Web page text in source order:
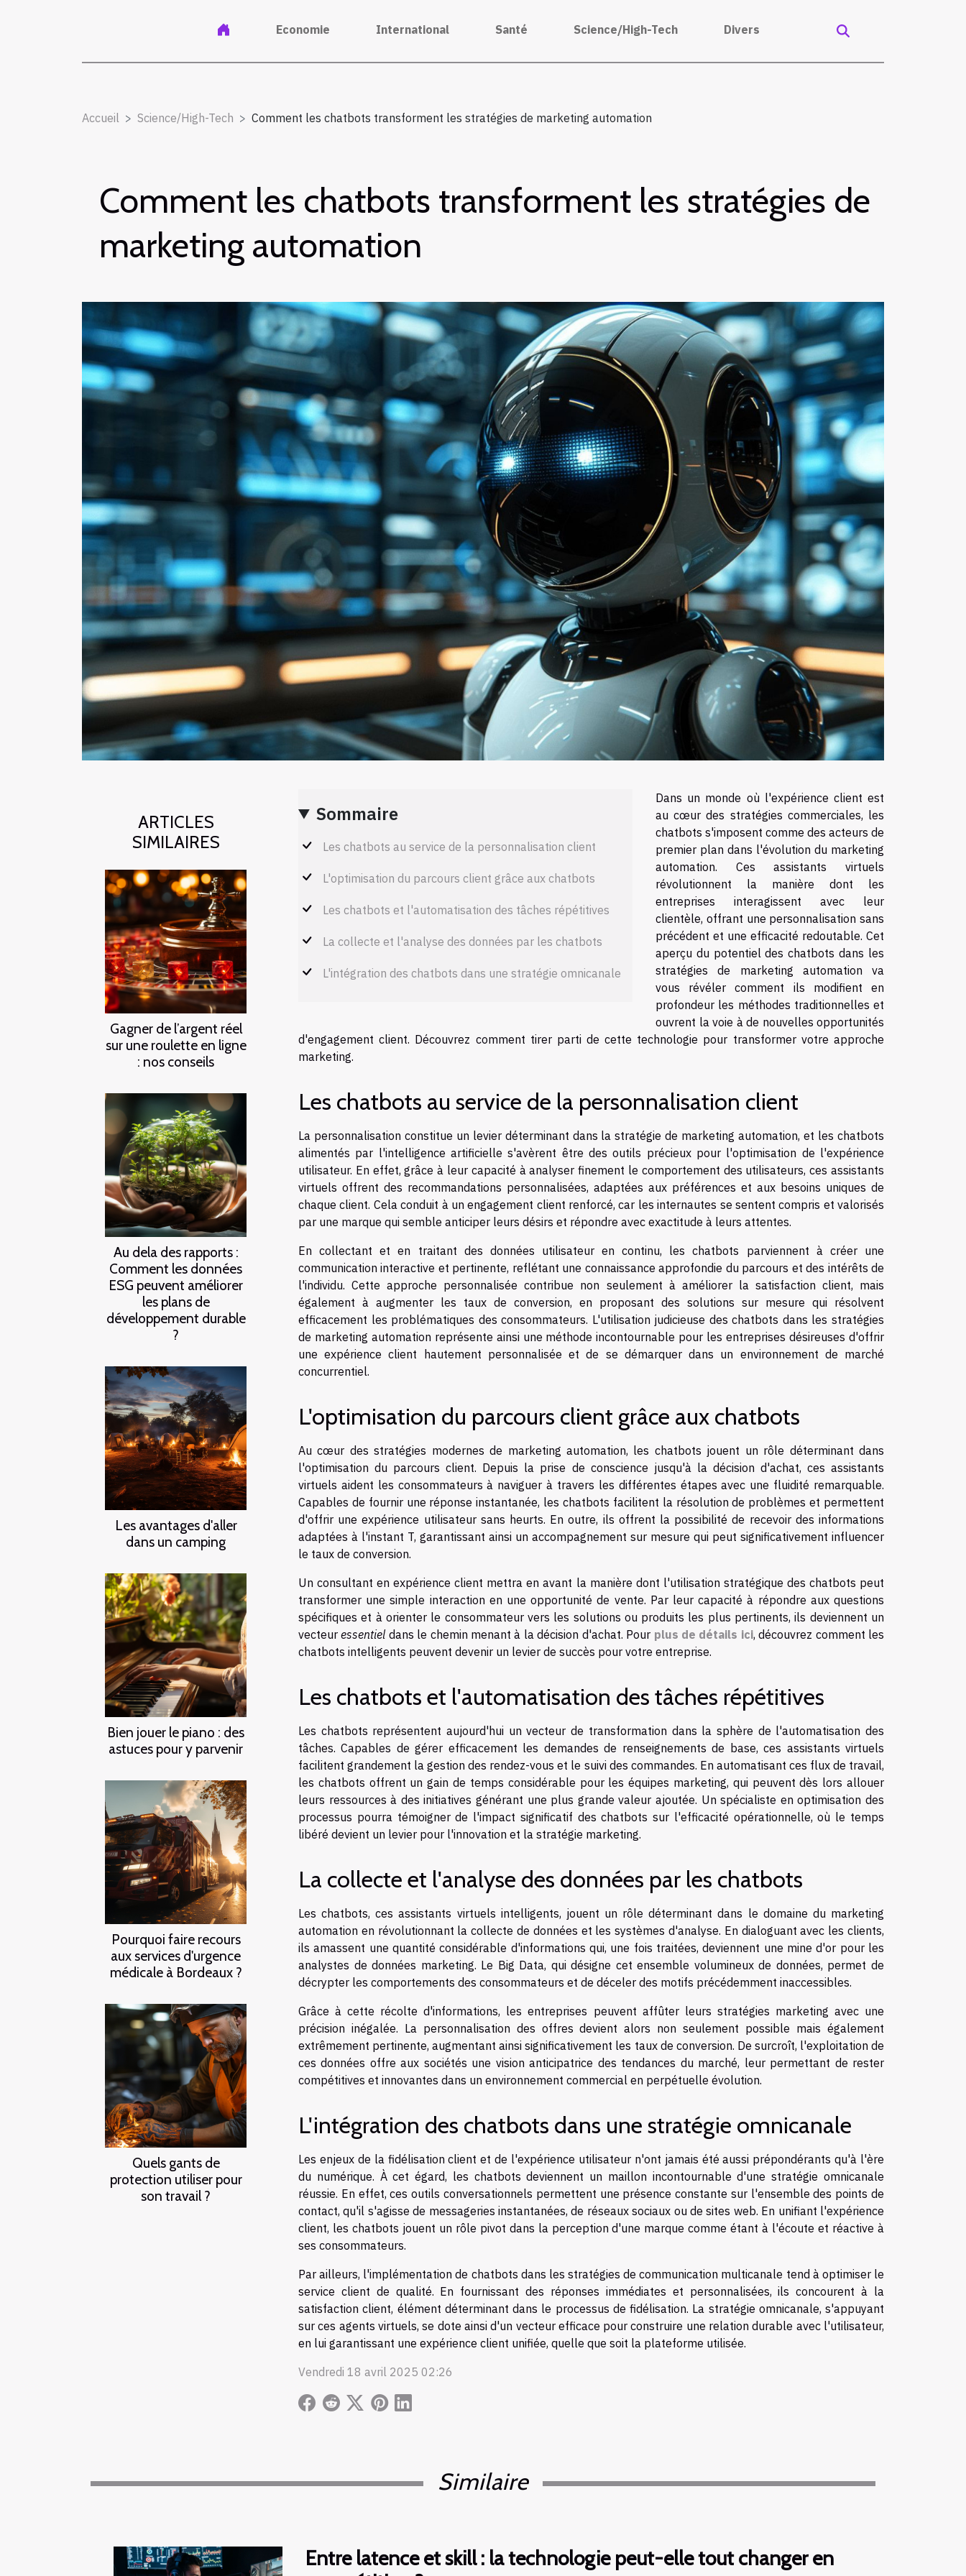
Economie International Santé Science/High-Tech Divers
Accueil Science/High-Tech Comment les chatbots transforment les stratégies de marketing automation
Comment les chatbots transforment les stratégies de
marketing automation
ARTICLES
SIMILAIRES
Gagner de l’argent réel
sur une roulette en ligne
: nos conseils
Au dela des rapports :
Comment les données
ESG peuvent améliorer
les plans de
développement durable
?
Les avantages d'aller
dans un camping
Bien jouer le piano : des
astuces pour y parvenir
Pourquoi faire recours
aux services d'urgence
médicale à Bordeaux ?
Quels gants de
protection utiliser pour
son travail ?
Sommaire
Les chatbots au service de la personnalisation client
L'optimisation du parcours client grâce aux chatbots
Les chatbots et l'automatisation des tâches répétitives
La collecte et l'analyse des données par les chatbots
L'intégration des chatbots dans une stratégie omnicanale
Dans un monde où l'expérience client est
au cœur des stratégies commerciales, les
chatbots s'imposent comme des acteurs de
premier plan dans l'évolution du marketing
automation. Ces assistants virtuels
révolutionnent la manière dont les
entreprises interagissent avec leur
clientèle, offrant une personnalisation sans
précédent et une efficacité redoutable. Cet
aperçu du potentiel des chatbots dans les
stratégies de marketing automation va
vous révéler comment ils modifient en
profondeur les méthodes traditionnelles et
ouvrent la voie à de nouvelles opportunités
d'engagement client. Découvrez comment tirer parti de cette technologie pour transformer votre approche
marketing.
Les chatbots au service de la personnalisation client
La personnalisation constitue un levier déterminant dans la stratégie de marketing automation, et les chatbots
alimentés par l'intelligence artificielle s'avèrent être des outils précieux pour l'optimisation de l'expérience
utilisateur. En effet, grâce à leur capacité à analyser finement le comportement des utilisateurs, ces assistants
virtuels offrent des recommandations personnalisées, adaptées aux préférences et aux besoins uniques de
chaque client. Cela conduit à un engagement client renforcé, car les internautes se sentent compris et valorisés
par une marque qui semble anticiper leurs désirs et répondre avec exactitude à leurs attentes.
En collectant et en traitant des données utilisateur en continu, les chatbots parviennent à créer une
communication interactive et pertinente, reflétant une connaissance approfondie du parcours et des intérêts de
l'individu. Cette approche personnalisée contribue non seulement à améliorer la satisfaction client, mais
également à augmenter les taux de conversion, en proposant des solutions sur mesure qui résolvent
efficacement les problématiques des consommateurs. L'utilisation judicieuse des chatbots dans les stratégies
de marketing automation représente ainsi une méthode incontournable pour les entreprises désireuses d'offrir
une expérience client hautement personnalisée et de se démarquer dans un environnement de marché
concurrentiel.
L'optimisation du parcours client grâce aux chatbots
Au cœur des stratégies modernes de marketing automation, les chatbots jouent un rôle déterminant dans
l'optimisation du parcours client. Depuis la prise de conscience jusqu'à la décision d'achat, ces assistants
virtuels aident les consommateurs à naviguer à travers les différentes étapes avec une fluidité remarquable.
Capables de fournir une réponse instantanée, les chatbots facilitent la résolution de problèmes et permettent
d'offrir une expérience utilisateur sans heurts. En outre, ils offrent la possibilité de recevoir des informations
adaptées à l'instant T, garantissant ainsi un accompagnement sur mesure qui peut significativement influencer
le taux de conversion.
Un consultant en expérience client mettra en avant la manière dont l'utilisation stratégique des chatbots peut
transformer une simple interaction en une opportunité de vente. Par leur capacité à répondre aux questions
spécifiques et à orienter le consommateur vers les solutions ou produits les plus pertinents, ils deviennent un
vecteuressentieldans le chemin menant à la décision d'achat. Pour plus de détails ici, découvrez comment les
chatbots intelligents peuvent devenir un levier de succès pour votre entreprise.
Les chatbots et l'automatisation des tâches répétitives
Les chatbots représentent aujourd'hui un vecteur de transformation dans la sphère de l'automatisation des
tâches. Capables de gérer efficacement les demandes de renseignements de base, ces assistants virtuels
facilitent grandement la gestion des rendez-vous et le suivi des commandes. En automatisant ces flux de travail,
les chatbots offrent un gain de temps considérable pour les équipes marketing, qui peuvent dès lors allouer
leurs ressources à des initiatives générant une plus grande valeur ajoutée. Un spécialiste en optimisation des
processus pourra témoigner de l'impact significatif des chatbots sur l'efficacité opérationnelle, où le temps
libéré devient un levier pour l'innovation et la stratégie marketing.
La collecte et l'analyse des données par les chatbots
Les chatbots, ces assistants virtuels intelligents, jouent un rôle déterminant dans le domaine du marketing
automation en révolutionnant la collecte de données et les systèmes d'analyse. En dialoguant avec les clients,
ils amassent une quantité considérable d'informations qui, une fois traitées, deviennent une mine d'or pour les
analystes de données marketing. Le Big Data, qui désigne cet ensemble volumineux de données, permet de
décrypter les comportements des consommateurs et de déceler des motifs précédemment inaccessibles.
Grâce à cette récolte d'informations, les entreprises peuvent affûter leurs stratégies marketing avec une
précision inégalée. La personnalisation des offres devient alors non seulement possible mais également
extrêmement pertinente, augmentant ainsi significativement les taux de conversion. De surcroît, l'exploitation de
ces données offre aux sociétés une vision anticipatrice des tendances du marché, leur permettant de rester
compétitives et innovantes dans un environnement commercial en perpétuelle évolution.
L'intégration des chatbots dans une stratégie omnicanale
Les enjeux de la fidélisation client et de l'expérience utilisateur n'ont jamais été aussi prépondérants qu'à l'ère
du numérique. À cet égard, les chatbots deviennent un maillon incontournable d'une stratégie omnicanale
réussie. En effet, ces outils conversationnels permettent une présence constante sur l'ensemble des points de
contact, qu'il s'agisse de messageries instantanées, de réseaux sociaux ou de sites web. En unifiant l'expérience
client, les chatbots jouent un rôle pivot dans la perception d'une marque comme étant à l'écoute et réactive à
ses consommateurs.
Par ailleurs, l'implémentation de chatbots dans les stratégies de communication multicanale tend à optimiser le
service client de qualité. En fournissant des réponses immédiates et personnalisées, ils concourent à la
satisfaction client, élément déterminant dans le processus de fidélisation. La stratégie omnicanale, s'appuyant
sur ces agents virtuels, se dote ainsi d'un vecteur efficace pour construire une relation durable avec l'utilisateur,
en lui garantissant une expérience client unifiée, quelle que soit la plateforme utilisée.
Vendredi 18 avril 2025 02:26
Similaire
Entre latence et skill : la technologie peut-elle tout changer en